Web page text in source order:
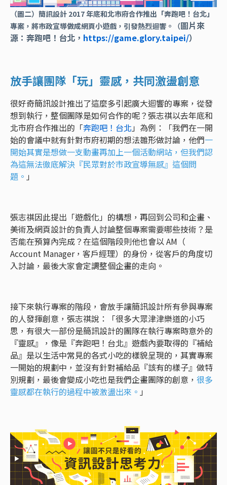
（圖二）簡訊設計 2017 年底和北市府合作推出「奔跑吧！台北」
專案，將市政宣導做成網頁小遊戲，引發熱烈迴響。（圖片來
源：奔跑吧！台北， https://game.glory.taipei/）
放手讓團隊「玩」靈感，共同激盪創意
很好奇簡訊設計推出了這麼多引起廣大迴響的專案，從發
想到執行，整個團隊是如何合作的呢？張志祺以去年底和
北市府合作推出的「奔跑吧！台北 」為例：「我們在一開
始的會議中就有針對市府初期的想法雛形做討論，他們一
開始其實是想做一支動畫再加上一個活動網站，但我們認
為這無法徹底解決『民眾對於市政宣導無感』這個問
題。 」
張志祺因此提出「遊戲化」的構想，再回到公司和企畫、
美術及網頁設計的負責人討論整個專案需要哪些技術？是
否能在預算內完成？在這個階段則他也會以 AM（
Account Manager，客戶經理）的身份，從客戶的角度切
入討論，最後大家會定調整個企畫的走向。
接下來執行專案的階段，會放手讓簡訊設計所有參與專案
的人發揮創意，張志祺說：「很多大眾津津樂道的小巧
思，有很大一部份是簡訊設計的團隊在執行專案時意外的
『靈感』，像是『奔跑吧！台北』遊戲內要取得的『補給
品』是以生活中常見的各式小吃的樣貌呈現的，其實專案
一開始的規劃中，並沒有針對補給品『該有的樣子』做特
別規劃，最後會變成小吃也是我們企畫團隊的創意， 很多
靈感都在執行的過程中被激盪出來。 」